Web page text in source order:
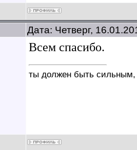
Дата: Четверг,
Всем спасибо.
ты должен быть сильным,